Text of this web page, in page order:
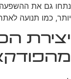
נתחו גם את
יותר, כמו תנועה
יצירת